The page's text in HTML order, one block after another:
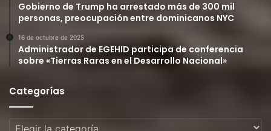
Gobierno de Trump ha arrestado más de 300 mil
personas, preocupación entre dominicanos NYC
16 de octubre de 2025
Administrador de EGEHID participa de conferencia
sobre «Tierras Raras en el Desarrollo Nacional»
Categorías
Categorías